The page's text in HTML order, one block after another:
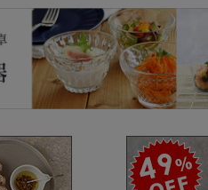
- 急須・ポット
で探す
- 角
- 仕切り